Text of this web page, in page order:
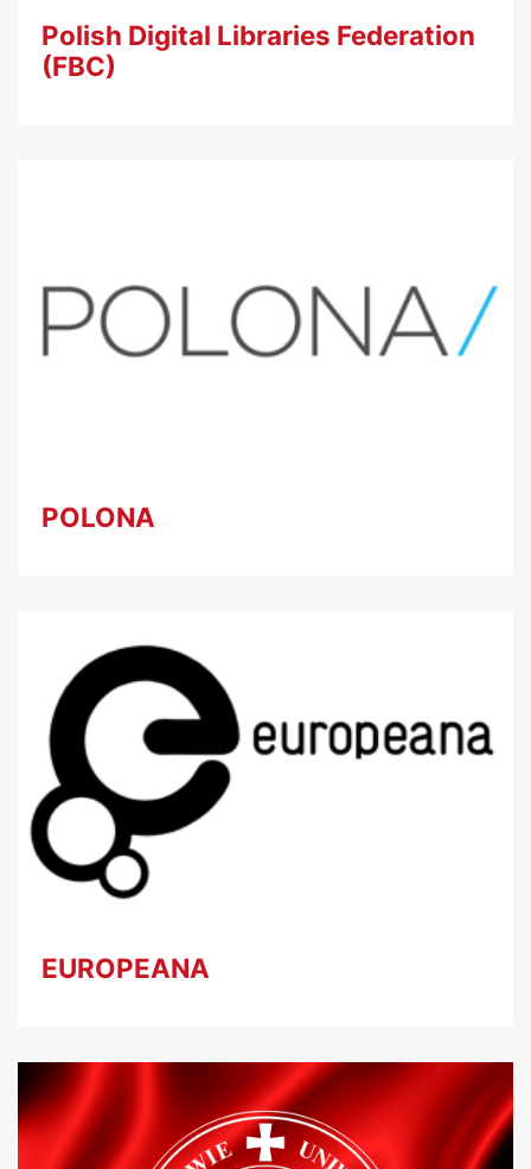
Polish Digital Libraries Federation
(FBC)
POLONA
EUROPEANA